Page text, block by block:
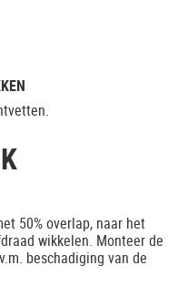
50% overlap, naar het
wikkelen. Monteer de
beschadiging van de